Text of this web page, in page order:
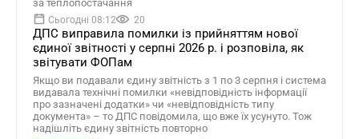
за теплопостачання
Сьогодні 08:12 20
ДПС виправила помилки із прийняттям нової
єдиної звітності у серпні 2026 р. і розповіла, як
звітувати ФОПам
Якщо ви подавали єдину звітність з 1 по 3 серпня і система
видавала технічні помилки «невідповідність інформації
про зазначені додатки» чи «невідповідність типу
документа» – то ДПС повідомила, що вже їх усунуто. Тож
надішліть єдину звітність повторно